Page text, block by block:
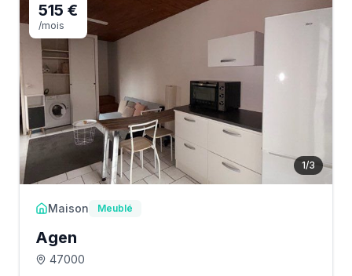
1/3
515 €
/mois
Maison Meublé
Agen
47000